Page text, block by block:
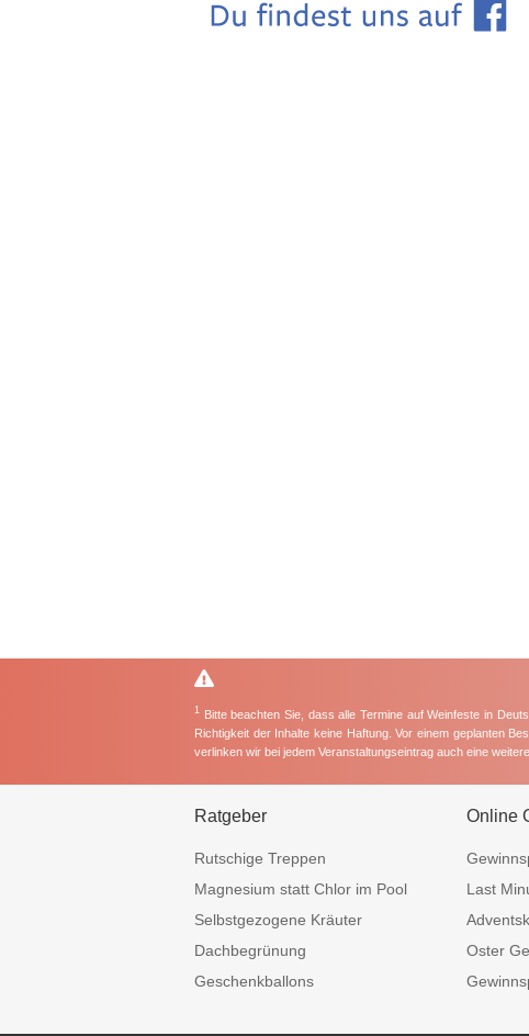
1 Bitte beachten Sie, dass alle Termine auf Weinfeste in
Richtigkeit der Inhalte keine Haftung. Vor einem geplanten
verlinken wir bei jedem Veranstaltungseintrag auch eine
Ratgeber
Rutschige Treppen
Magnesium statt Chlor im Pool
Selbstgezogene Kräuter
Dachbegrünung
Geschenkballons
Online
Last
Oster